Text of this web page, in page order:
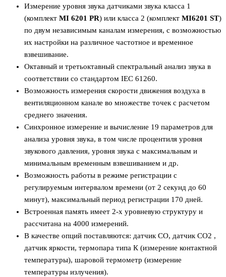
Измерение уровня звука датчиками звука класса 1
(комплект MI 6201 РR) или класса 2 (комплект MI6201 ST)
по двум независимым каналам измерения, с возможностью
их настройки на различное частотное и временное
взвешивание.
Октавный и третьоктавный спектральный анализ звука в
соответствии со стандартом IEC 61260.
Возможность измерения скорости движения воздуха в
вентиляционном канале во множестве точек с расчетом
среднего значения.
Синхронное измерение и вычисление 19 параметров для
анализа уровня звука, в том числе процентиля уровня
звукового давления, уровня звука с максимальным и
минимальным временным взвешиванием и др.
Возможность работы в режиме регистрации с
регулируемым интервалом времени (от 2 секунд до 60
минут), максимальный период регистрации 170 дней.
Встроенная память имеет 2-х уровневую структуру и
рассчитана на 4000 измерений.
В качестве опций поставляются: датчик СО, датчик СО2 ,
датчик яркости, термопара типа К (измерение контактной
температуры), шаровой термометр (измерение
температуры излучения).